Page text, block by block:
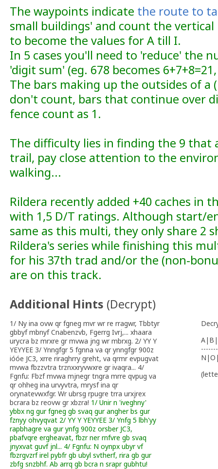
The waypoints indicate the route to
small buildings' and count the
to become the values for A till I.
In 5 cases you'll need to 'reduce' the
'digit sum' (eg. 678 becomes
The bars making up the outsides of a
don't count, bars that continue over
fence count as 1.
The difficulty lies in finding the 9 that
trail, pay close attention to the
walking...
Rildera recently added +40 caches in
with 1,5 D/T ratings. Although start/
same as this multi, they only share 2
Rildera's series while finishing this
for his 37th trad and/or the (non-
are on this track.
Additional Hints (Decrypt)
1/ Ny ina ovw qr fgneg mvr wr re rragwr, Tbbtyr
gbbyf mbnyf Cnabenzvb, Fgerrg Ivrj,... xhaara
urycra bz mrxre gr mvwa jng wr mbrxg. 2/ YY Y
YEYYEE 3/ Ynngfgr 5 fgnna va qr ynngfgr 900z
ióóe JC3, xrre riraghrry greht, va qrmr evpugvat
mvwa fbzzvtra trznxxryvwxre gr ivaqra... 4/
Fgnfu: Fbzf mvwa mjnegr tngra mrre qvpug va
qr ohheg ina urvyvtra, mrysf ina qr
orynatevwxfgr. Wr ubrsg rpugre trra urxjrex
bcrara bz reovw gr xbzra! 1/ Unir n 'iveghny'
ybbx ng gur fgneg gb svaq gur angher bs gur
fznyy ohvyqvat 2/ YY Y YEYYEE 3/ Ynfg 5 lbh'yy
rapbhagre va gur ynfg 900z orsber JC3,
pbafvqre ergheavat, fbzr ner rnfvre gb svaq
jnyxvat guvf jnl... 4/ Fgnfu: N oynpx ubyr vf
fbzrgvzrf irel pybfr gb ubyl svtherf, rira gb gur
zbfg snzbhf. Ab arrq gb bcra n srapr gubhtu!